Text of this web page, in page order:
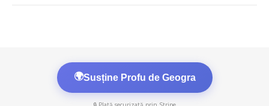
🌍Susține Profu de Geogra